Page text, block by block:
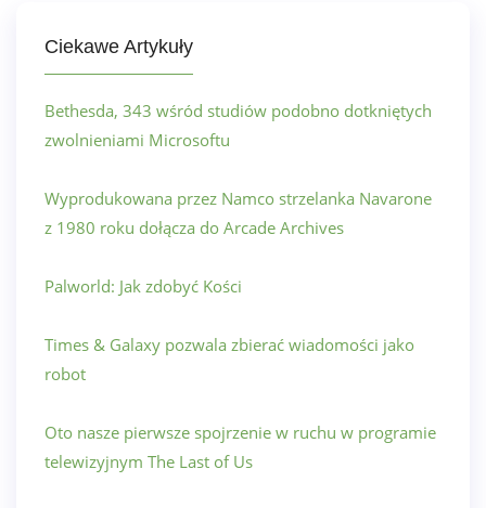
Ciekawe Artykuły
Bethesda, 343 wśród studiów podobno dotkniętych
zwolnieniami Microsoftu
Wyprodukowana przez Namco strzelanka Navarone
z 1980 roku dołącza do Arcade Archives
Palworld: Jak zdobyć Kości
Times & Galaxy pozwala zbierać wiadomości jako
robot
Oto nasze pierwsze spojrzenie w ruchu w programie
telewizyjnym The Last of Us